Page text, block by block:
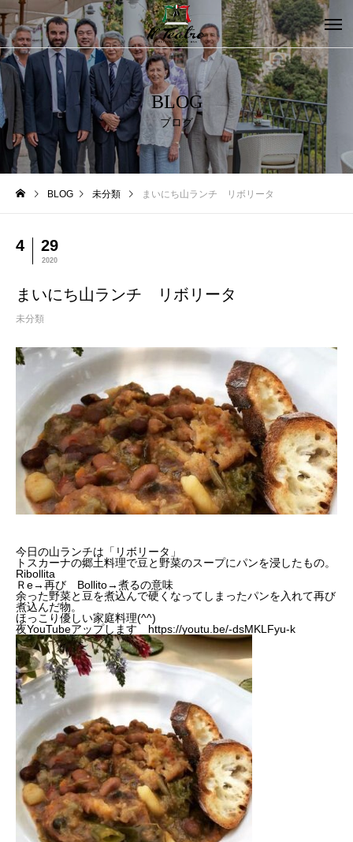
BLOG
ブログ
BLOG 未分類 まいにち山ランチ リボリータ
4 29
2020
まいにち山ランチ リボリータ
未分類
今日の山ランチは「リボリータ」
トスカーナの郷土料理で豆と野菜のスープにパンを浸したもの。
Ribollita
Ｒe→再び Bollito→煮るの意味
余った野菜と豆を煮込んで硬くなってしまったパンを入れて再び
煮込んだ物。
ほっこり優しい家庭料理(^^)
夜YouTubeアップします https://youtu.be/-dsMKLFyu-k